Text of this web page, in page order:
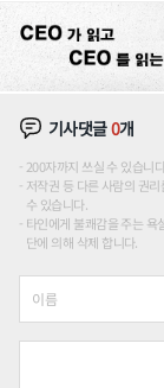
기사댓글0개
200자까지 쓰실 수 있습니
저작권 등 다른 사람의 권
수 있습니다.
타인에게 불쾌감을 주는 욕
단에 의해 삭제 합니다.